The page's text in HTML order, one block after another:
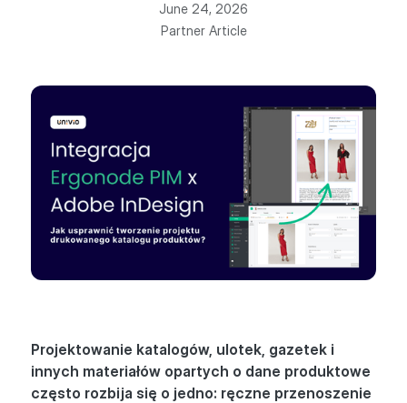
June 24, 2026
Partner Article
Projektowanie katalogów, ulotek, gazetek i
innych materiałów opartych o dane produktowe
często rozbija się o jedno: ręczne przenoszenie